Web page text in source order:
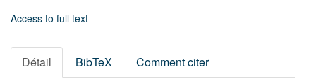
Access to full text
Détail BibTeX Comment citer